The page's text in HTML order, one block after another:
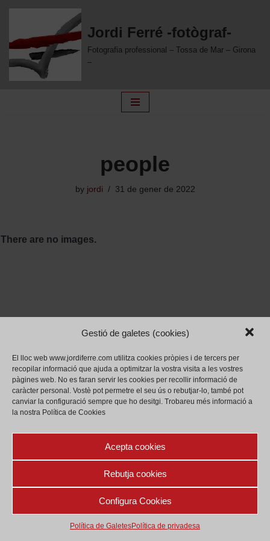
Gestió de galetes (cookies)
El lloc web www.jordiferre.com utilitza cookies pròpies i de tercers per
recopilar informació que ajuda a optimitzar la vostra visita a les vostres
pàgines web. No es faran servir les cookies per recollir informació de
caràcter personal. Vostè pot permetre el seu ús o rebutjar-lo, també pot
canviar la configuració sempre que ho desitgi. Trobareu més informació a
la nostra Política de Cookies
Acepta cookies
Rebutja cookies
Configura Cookies
Política de GaletesPolítica de privadesa
to
content
Jordi Ferré -fotògraf-
Fotografia professional – Tossa de Mar – Girona
–
people
by jordi 31 de gener de 2022
There are no images.
Legal Política de Galetes (cookies)